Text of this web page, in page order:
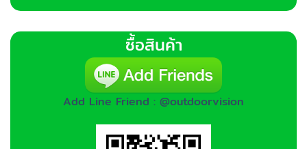
ซื้อสินค้า
Add Line Friend : @outdoorvision